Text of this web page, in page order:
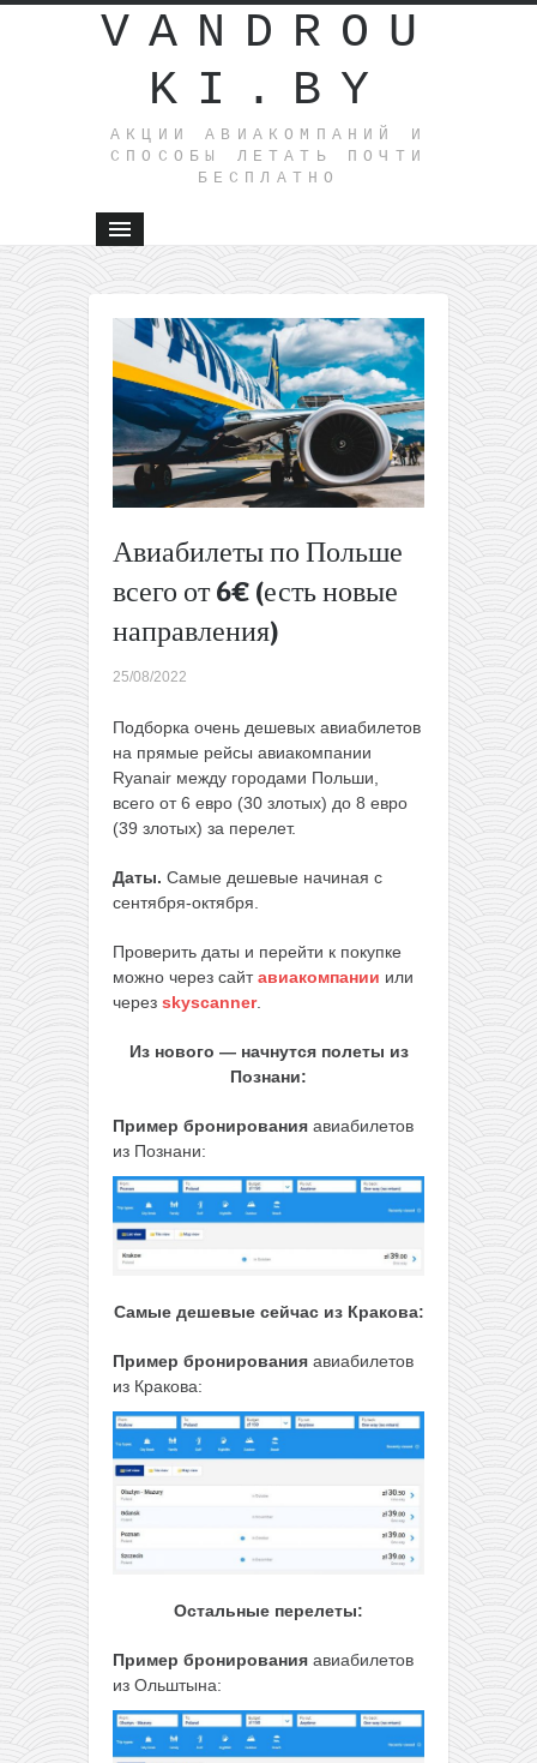
VANDROU
KI.BY
АКЦИИ АВИАКОМПАНИЙ И
СПОСОБЫ ЛЕТАТЬ ПОЧТИ
БЕСПЛАТНО
Авиабилеты по Польше
всего от 6€ (есть новые
направления)
25/08/2022
Подборка очень дешевых авиабилетов
на прямые рейсы авиакомпании
Ryanair между городами Польши,
всего от 6 евро (30 злотых) до 8 евро
(39 злотых) за перелет.
Даты. Самые дешевые начиная с
сентября-октября.
Проверить даты и перейти к покупке
можно через сайтавиакомпании или
через skyscanner.
Из нового — начнутся полеты из
Познани:
Пример бронирования авиабилетов
из Познани:
Самые дешевые сейчас из Кракова:
Пример бронирования авиабилетов
из Кракова:
Остальные перелеты:
Пример бронирования авиабилетов
из Ольштына:
На
остров
Корфу из
Варшавы
или
всего от
обратно
Pegasus: